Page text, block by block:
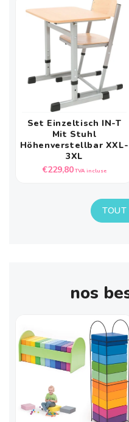
Set Einzeltisch IN-T
Mit Stuhl
Höhenverstellbar XXL-
3XL
Prix
€229,80TVA incluse
TOUT
nos